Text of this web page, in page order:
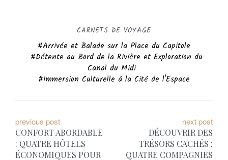
CARNETS DE VOYAGE
Arrivée et Balade sur la Place du Capitole
Détente au Bord de la Rivière et Exploration du
Canal du Midi
Immersion Culturelle à la Cité de l'Espace
N
a
previous post
CONFORT ABORDABLE
: QUATRE HÔTELS
ÉCONOMIQUES POUR
next post
DÉCOUVRIR DES
TRÉSORS CACHÉS :
QUATRE COMPAGNIES